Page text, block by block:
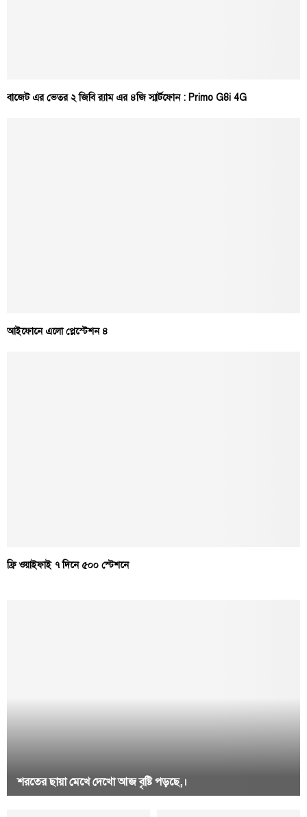
বাজেট এর ভেতর ২ জিবি র‍্যাম এর ৪জি স্মার্টফোন : Primo G8i 4G
আইফোনে এলো প্লেস্টেশন ৪
ফ্রি ওয়াইফাই ৭ দিনে ৫০০ স্টেশনে
শরতের ছায়া মেখে দেখো আজ বৃষ্টি পড়ছে,।